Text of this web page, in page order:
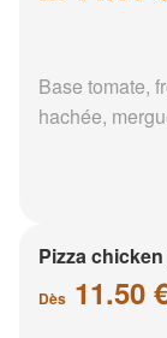
Base tomate,
hachée,
Pizza
Dès 11.50